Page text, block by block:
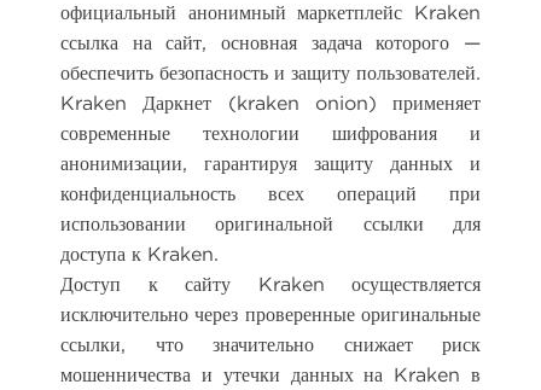
официальный анонимный маркетплейс Kraken
ссылка на сайт, основная задача которого —
обеспечить безопасность и защиту пользователей.
Kraken Даркнет (kraken onion) применяет
современные технологии шифрования и
анонимизации, гарантируя защиту данных и
конфиденциальность всех операций при
использовании оригинальной ссылки для
доступа к Kraken.
Доступ к сайту Kraken осуществляется
исключительно через проверенные оригинальные
ссылки, что значительно снижает риск
мошенничества и утечки данных на Kraken в